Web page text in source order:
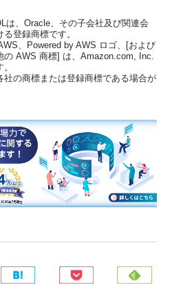
、Oracle、その子会社及び関連会
登録商標です。
、Powered by AWS ロゴ、[および
AWS 商標] は、Amazon.com, Inc.
の商標または登録商標である場合が